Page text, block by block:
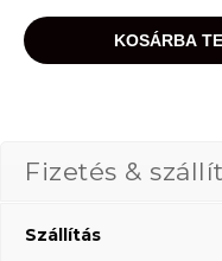
KOSÁRBA
Fizetés &
Szállítás